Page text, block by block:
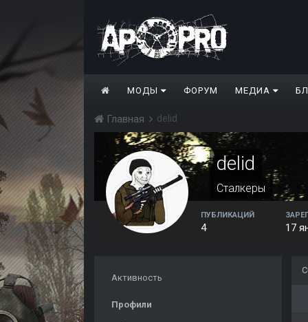
МОДЫ ФОРУМ МЕДИА
Главная delid
delid
Сталкеры
ПУБЛИКАЦИЙ
4 17
Активность
Профили